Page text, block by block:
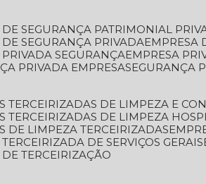
DE SEGURANÇA PATRIMONIAL
DE SEGURANÇA PRIVADA
PRIVADA SEGURANÇA
EMPRESA
PRIVADA EMPRESA SEGURANÇA
TERCEIRIZADAS DE LIMPEZA E
TERCEIRIZADAS DE LIMPEZA
DE LIMPEZA TERCEIRIZADAS
TERCEIRIZADA DE SERVIÇOS GERAIS
DE TERCEIRIZAÇÃO